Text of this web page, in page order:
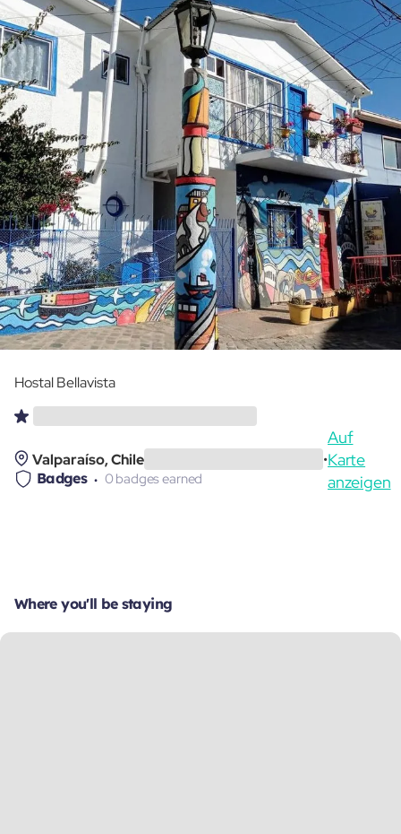
Hostal Bellavista
Valparaíso, Chile •
Auf
Karte
anzeigen
Badges 0 badges earned
Where you'll be staying